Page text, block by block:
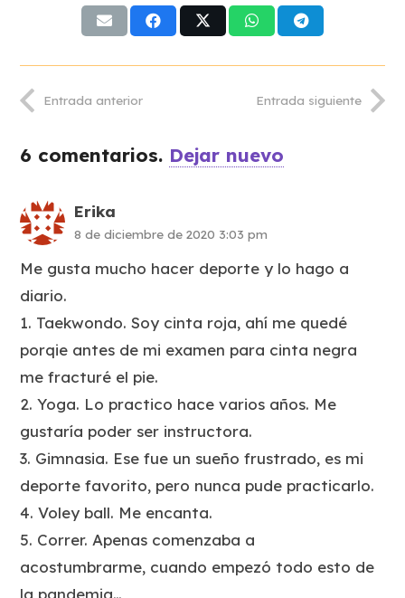
Entrada anterior Entrada siguiente
6 comentarios. Dejar nuevo
Erika
8 de diciembre de 2020 3:03 pm
Me gusta mucho hacer deporte y lo hago a
diario.
1. Taekwondo. Soy cinta roja, ahí me quedé
porqie antes de mi examen para cinta negra
me fracturé el pie.
2. Yoga. Lo practico hace varios años. Me
gustaría poder ser instructora.
3. Gimnasia. Ese fue un sueño frustrado, es mi
deporte favorito, pero nunca pude practicarlo.
4. Voley ball. Me encanta.
5. Correr. Apenas comenzaba a
acostumbrarme, cuando empezó todo esto de
la pandemia…